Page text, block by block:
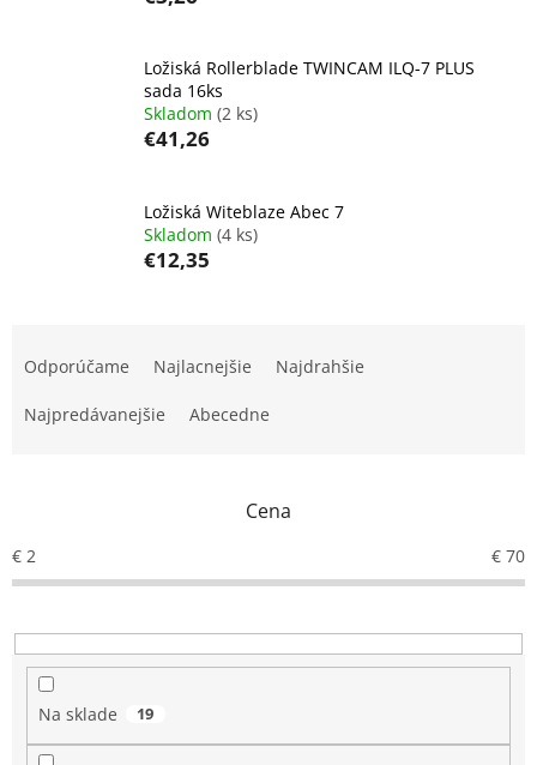
Ložiská Rollerblade TWINCAM ILQ-7 PLUS
sada 16ks
Skladom (2 ks)
€41,26
Ložiská Witeblaze Abec 7
Skladom (4 ks)
€12,35
r
o
u
k
Odporúčame Najlacnejšie Najdrahšie
Najpredávanejšie Abecedne
Cena
€ 2 € 70
Na sklade 19